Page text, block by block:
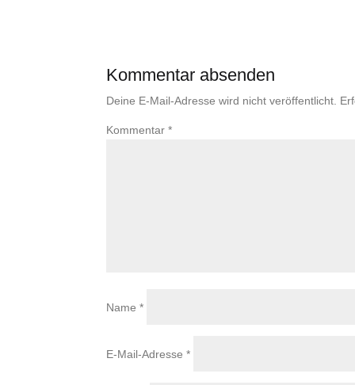
Kommentar absenden
Deine E-Mail-Adresse wird nicht veröffentlicht.
Kommentar*
Name*
E-Mail-Adresse*